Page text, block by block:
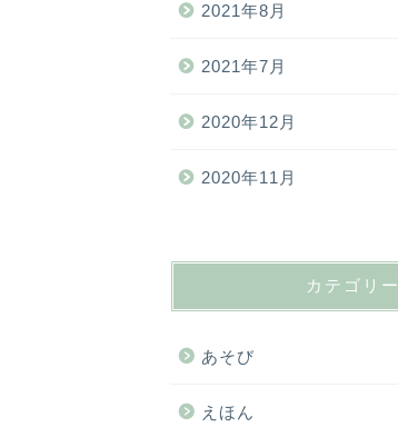
2021年8月
2021年7月
2020年12月
2020年11月
カテゴリー
あそび
えほん